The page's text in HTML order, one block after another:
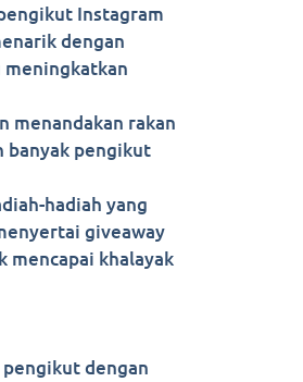
Instagram
dengan
menandakan rakan
banyak pengikut
hadiah yang
giveaway
mencapai khalayak
dengan